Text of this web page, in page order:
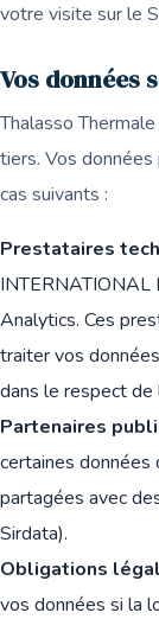
votre visite sur le
Vos données
Thalasso
tiers. Vos
cas suivants :
Prestataires
INTERNATIONAL
Analytics. Ces
traiter vos
dans le respect
Partenaires
certaines données
partagées avec
Sirdata).
Obligations
vos données si la